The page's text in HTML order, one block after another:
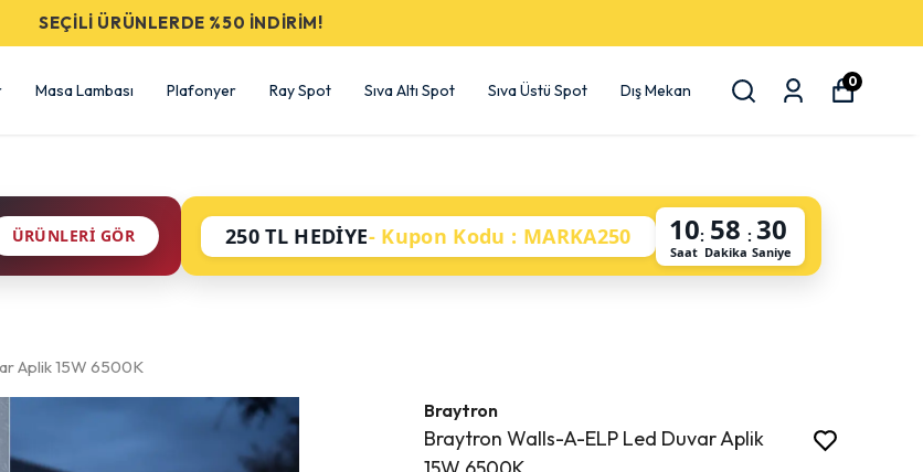
SEÇİLİ ÜRÜNLERDE %50 İNDİRİM!
Masa Lambası Plafonyer Ray Spot Sıva Altı Spot Sıva Üstü Spot Dış Mekan 0
ÜRÜNLERI GÖR 250 TL HEDİYE- Kupon Kodu : MARKA250 10
Saat
: 58
Dakika
: 29
Saniye
Aplik 15W 6500K
Braytron
Braytron Walls-A-ELP Led Duvar Aplik